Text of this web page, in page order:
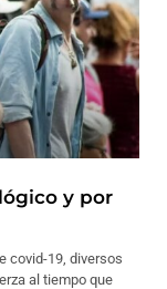
y por
covid-19, diversos
al tiempo que